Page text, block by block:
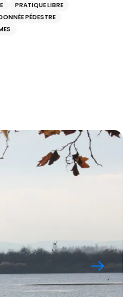
PRATIQUE LIBRE
PÉDESTRE